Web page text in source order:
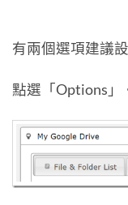
有兩個選項建議設
點選「Options」